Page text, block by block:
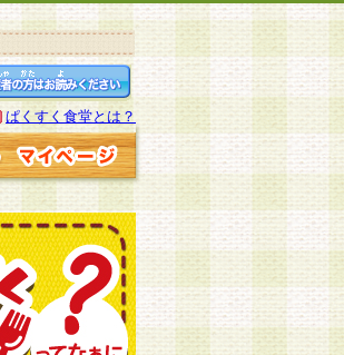
ぱくすく食堂とは？